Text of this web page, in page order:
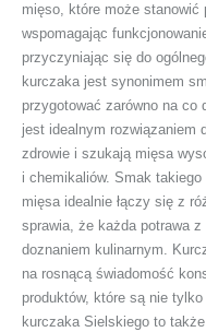
mięso, które może stanowić
wspomagając
przyczyniając się do
kurczaka jest synonimem
przygotować zarówno na
jest idealnym rozwiązaniem
zdrowie i szukają mięsa
i chemikaliów. Smak
mięsa idealnie łączy się z
sprawia, że każda potrawa
doznaniem kulinarnym.
na rosnącą świadomość
produktów, które są nie
kurczaka Sielskiego to